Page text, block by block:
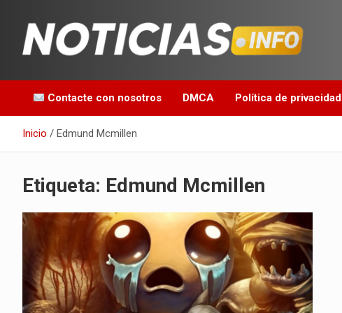
contenido
Noticias en español
Contacte con nosotros DMCA Política de privacidad
Inicio Edmund Mcmillen
Etiqueta: Edmund Mcmillen